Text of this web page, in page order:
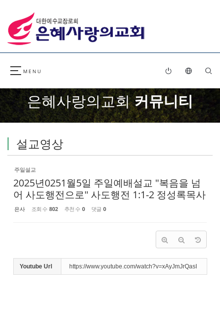
은혜사랑의교회커뮤니티
설교영상
주일설교
2025년0251월5일 주일예배설교 "복음을 넘
어 사도행전으로" 사도행전 1:1-2 정성록목사
은사 조회 수 802 추천 수 0 댓글 0
Youtube Url https://www.youtube.com/watch?v=xAyJmJrQasI